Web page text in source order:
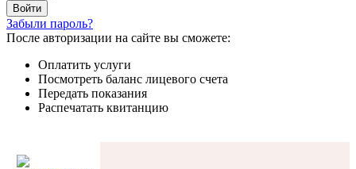
Забыли пароль?
После авторизации на сайте вы сможете:
Оплатить услуги
Посмотреть баланс лицевого счета
Передать показания
Распечатать квитанцию